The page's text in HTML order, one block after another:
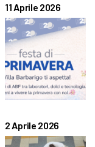
11 Aprile 2026
2 Aprile 2026